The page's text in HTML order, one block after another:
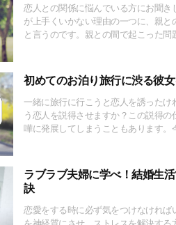
恋人との関係に悩んでいる方にお聞
が上手くいかない理由の一つに、親
と言うのです。親との間で起こった
初めてのお泊り旅行に渋る彼
一緒に旅行に行こうと恋人を誘った
う恋人を説得させますか？この説得
嘩に発展してしまうこともあります
ラブラブ夫婦に学べ！結婚生
訣
恋愛をする時に必ず気をつけなけれ